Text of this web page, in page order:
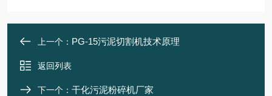
上一个： PG-15污泥切割机技术原理
返回列表
下一个： 干化污泥粉碎机厂家